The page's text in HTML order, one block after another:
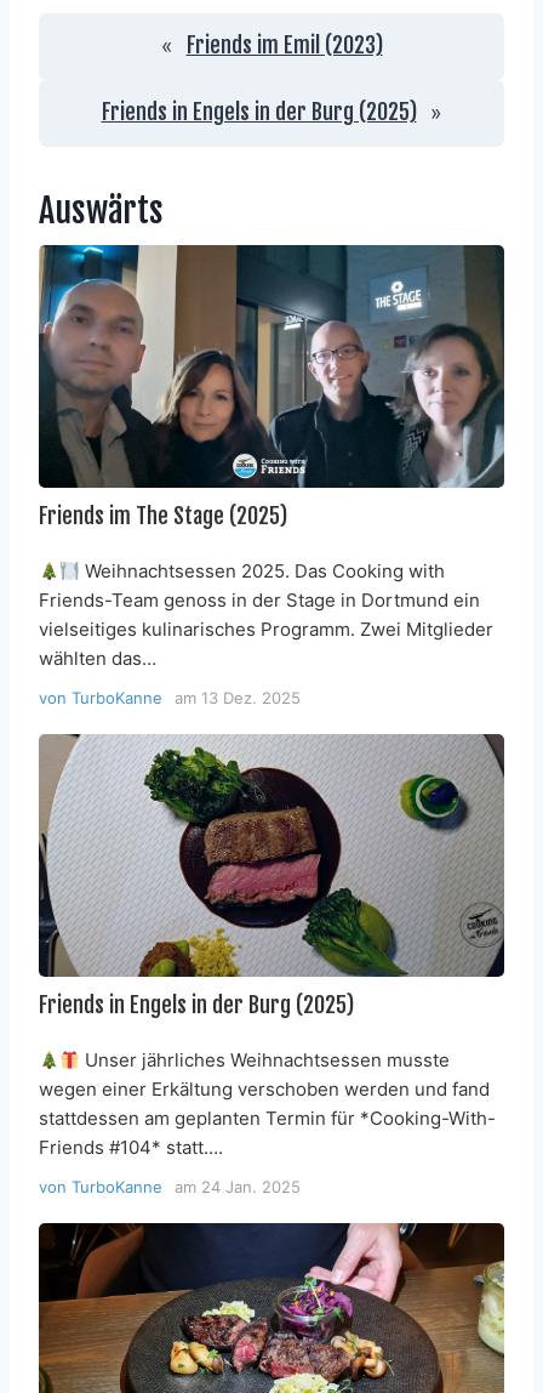
« Friends im Emil (2023)
Friends in Engels in der Burg (2025) »
Auswärts
Friends im The Stage (2025)
Weihnachtsessen 2025. Das Cooking with
Friends-Team genoss in der Stage in Dortmund ein
vielseitiges kulinarisches Programm. Zwei Mitglieder
wählten das…
von TurboKanne am 13 Dez. 2025
Friends in Engels in der Burg (2025)
Unser jährliches Weihnachtsessen musste
wegen einer Erkältung verschoben werden und fand
stattdessen am geplanten Termin für *Cooking-With-
Friends #104* statt….
von TurboKanne am 24 Jan. 2025